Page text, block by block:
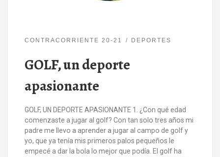
CONTRACORRIENTE 20-21 DEPORTES
GOLF, un deporte
apasionante
GOLF, UN DEPORTE APASIONANTE 1. ¿Con qué edad
comenzaste a jugar al golf? Con tan solo tres años mi
padre me llevo a aprender a jugar al campo de golf y
yo, que ya tenía mis primeros palos pequeños le
empecé a dar la bola lo mejor que podía. El golf ha